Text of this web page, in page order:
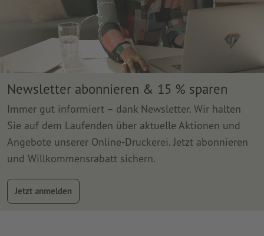
Newsletter abonnieren & 15 % sparen
Immer gut informiert – dank Newsletter. Wir halten
Sie auf dem Laufenden über aktuelle Aktionen und
Angebote unserer Online-Druckerei. Jetzt abonnieren
und Willkommensrabatt sichern.
Jetzt anmelden